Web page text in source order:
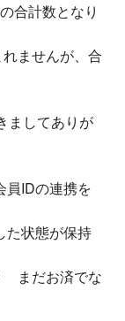
合計数となり
ませんが、合
ましてありが
員IDの連携を
た状態が保持
まだお済でな